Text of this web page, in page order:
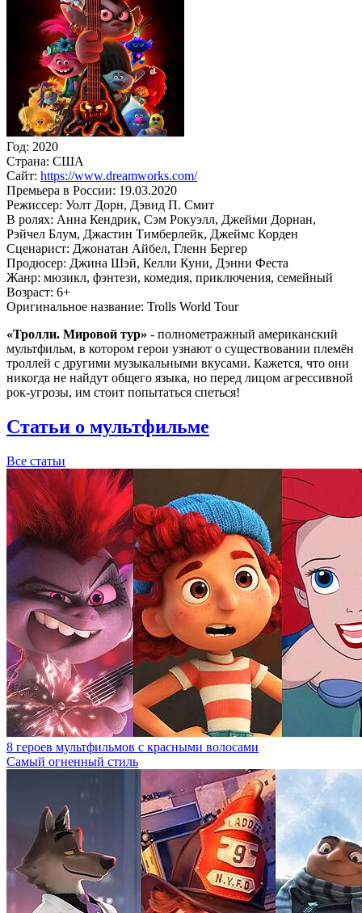
Год: 2020
Страна: США
Сайт: https://www.dreamworks.com/
Премьера в России: 19.03.2020
Режиссер: Уолт Дорн, Дэвид П. Смит
В ролях: Анна Кендрик, Сэм Рокуэлл, Джейми Дорнан,
Рэйчел Блум, Джастин Тимберлейк, Джеймс Корден
Сценарист: Джонатан Айбел, Гленн Бергер
Продюсер: Джина Шэй, Келли Куни, Дэнни Феста
Жанр: мюзикл, фэнтези, комедия, приключения, семейный
Возраст: 6+
Оригинальное название: Trolls World Tour
«Тролли. Мировой тур» - полнометражный американский
мультфильм, в котором герои узнают о существовании племён
троллей с другими музыкальными вкусами. Кажется, что они
никогда не найдут общего языка, но перед лицом агрессивной
рок-угрозы, им стоит попытаться спеться!
Статьи о мультфильме
Все статьи
8 героев мультфильмов с красными волосами
Самый огненный стиль